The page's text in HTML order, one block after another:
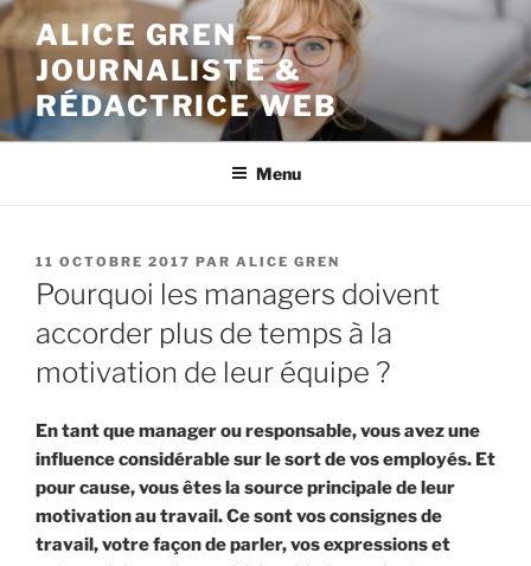
Aller
au
contenu
principal
ALICE GREN –
JOURNALISTE &
RÉDACTRICE WEB
Menu
PUBLIÉ
LE
11 OCTOBRE 2017 PAR ALICE GREN
Pourquoi les managers doivent
accorder plus de temps à la
motivation de leur équipe ?
En tant que manager ou responsable, vous avez une
influence considérable sur le sort de vos employés. Et
pour cause, vous êtes la source principale de leur
motivation au travail. Ce sont vos consignes de
travail, votre façon de parler, vos expressions et